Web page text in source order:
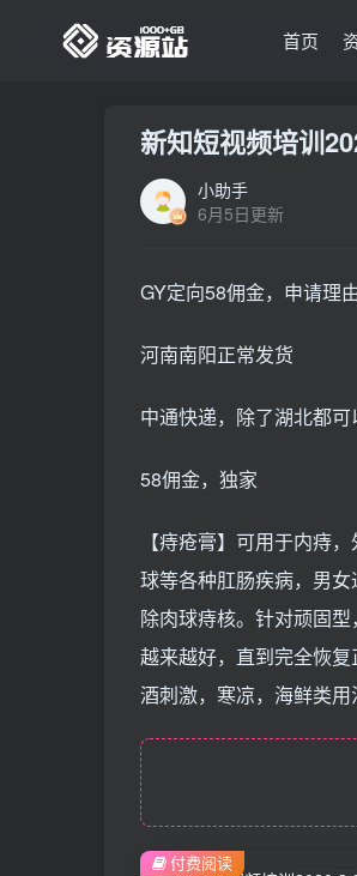
首页
新知短视频培训
小助手
6月5日更新
GY定向58佣金，申请理
河南南阳正常发货
中通快递，除了湖北都可
58佣金，独家
【痔疮膏】可用于内痔
球等各种肛肠疾病，男
除肉球痔核。针对顽固
越来越好，直到完全恢
酒刺激，寒凉，海鲜类
付费阅读